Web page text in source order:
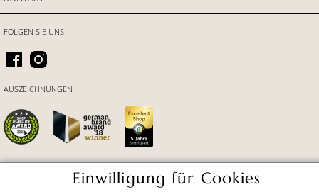
FOLGEN SIE UNS
AUSZEICHNUNGEN
Einwilligung für Cookies